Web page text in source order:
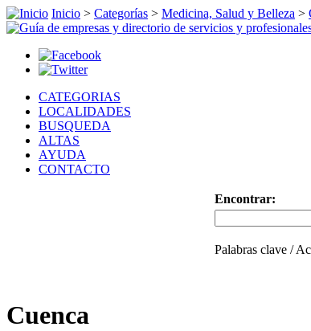
Inicio > Categorías > Medicina, Salud y Belleza >
CATEGORIAS
LOCALIDADES
BUSQUEDA
ALTAS
AYUDA
CONTACTO
Encontrar:
Palabras clave /
Cuenca